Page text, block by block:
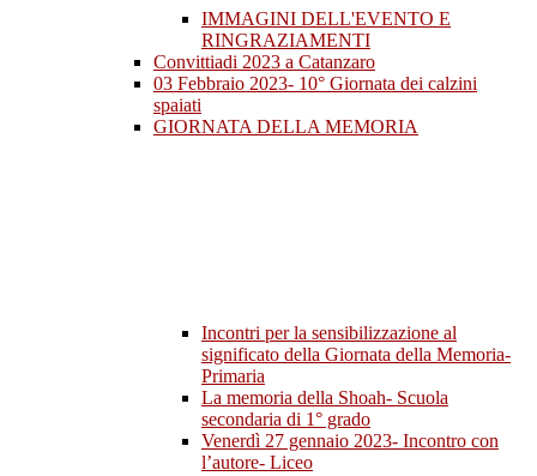
IMMAGINI DELL'EVENTO E
RINGRAZIAMENTI
Convittiadi 2023 a Catanzaro
03 Febbraio 2023- 10° Giornata dei calzini
spaiati
GIORNATA DELLA MEMORIA
Incontri per la sensibilizzazione al
significato della Giornata della Memoria-
Primaria
La memoria della Shoah- Scuola
secondaria di 1° grado
Venerdì 27 gennaio 2023- Incontro con
l’autore- Liceo